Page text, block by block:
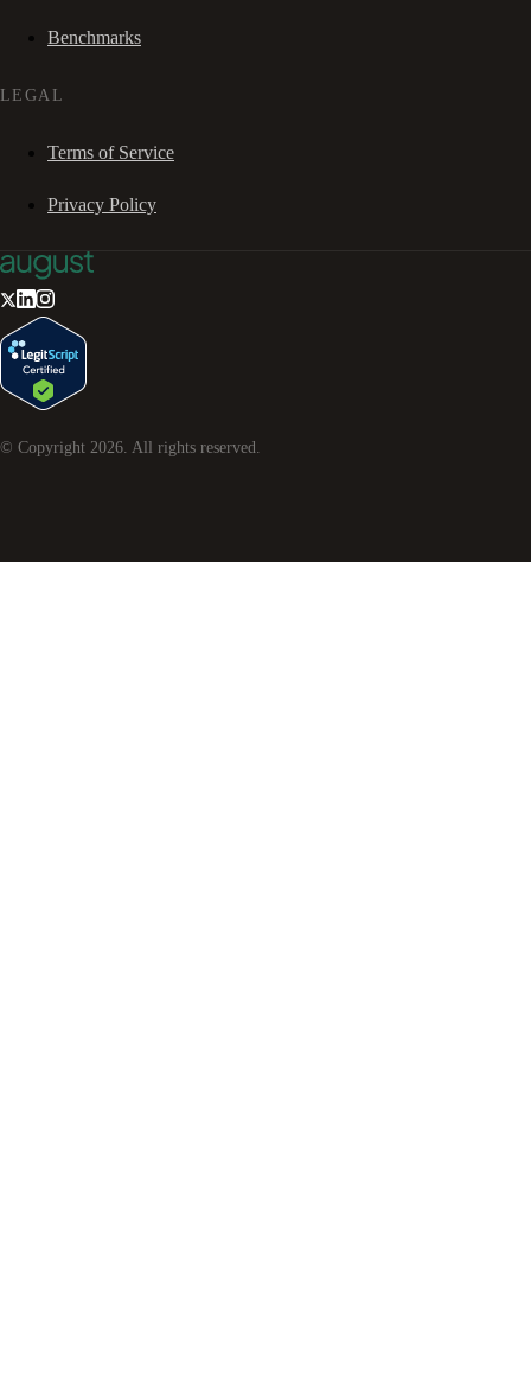
Benchmarks
LEGAL
Terms of Service
Privacy Policy
© Copyright 2026. All rights reserved.